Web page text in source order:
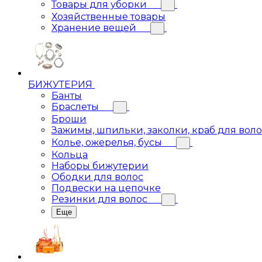
Товары для уборки
Хозяйственные товары
Хранение вещей
БИЖУТЕРИЯ
Банты
Браслеты
Броши
Зажимы, шпильки, заколки, краб для
Колье, ожерелья, бусы
Кольца
Наборы бижутерии
Ободки для волос
Подвески на цепочке
Резинки для волос
Еще